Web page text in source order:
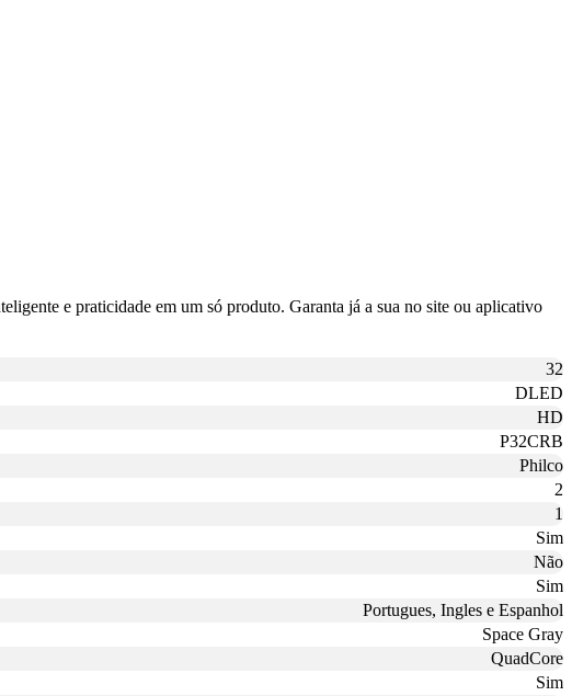
e praticidade em um só produto. Garanta já a sua no site ou aplicativo
32
DLED
HD
P32CRB
Philco
2
1
Sim
Não
Sim
Portugues, Ingles e Espanhol
Space Gray
QuadCore
Sim